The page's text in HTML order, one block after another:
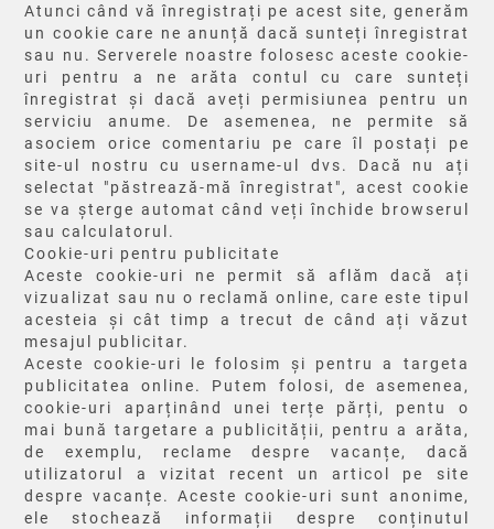
Atunci când vă înregistrați pe acest site, generăm
un cookie care ne anunță dacă sunteți înregistrat
sau nu. Serverele noastre folosesc aceste cookie-
uri pentru a ne arăta contul cu care sunteți
înregistrat și dacă aveți permisiunea pentru un
serviciu anume. De asemenea, ne permite să
asociem orice comentariu pe care îl postați pe
site-ul nostru cu username-ul dvs. Dacă nu ați
selectat "păstrează-mă înregistrat", acest cookie
se va șterge automat când veți închide browserul
sau calculatorul.
Cookie-uri pentru publicitate
Aceste cookie-uri ne permit să aflăm dacă ați
vizualizat sau nu o reclamă online, care este tipul
acesteia și cât timp a trecut de când ați văzut
mesajul publicitar.
Aceste cookie-uri le folosim și pentru a targeta
publicitatea online. Putem folosi, de asemenea,
cookie-uri aparținând unei terțe părți, pentu o
mai bună targetare a publicității, pentru a arăta,
de exemplu, reclame despre vacanțe, dacă
utilizatorul a vizitat recent un articol pe site
despre vacanțe. Aceste cookie-uri sunt anonime,
ele stochează informații despre conținutul